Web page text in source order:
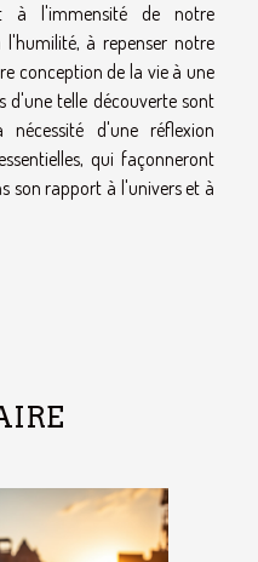
à l'immensité de notre
à repenser notre
conception de la vie à une
d'une telle découverte sont
nécessité d'une réflexion
qui façonneront
son rapport à l'univers et à